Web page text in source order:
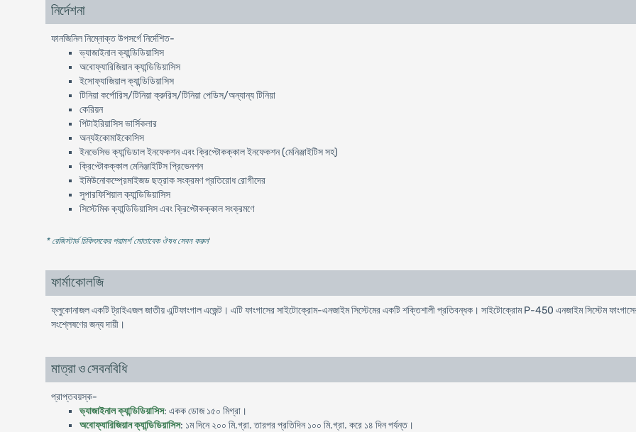
নির্দেশনা
ফানজিনিল নিম্নোক্ত উপসর্গে নির্দেশিত-
ভ্যাজাইনাল ক্যান্ডিডিয়াসিস
অবোফ্যারিজিয়ান ক্যান্ডিডিয়াসিস
ইসোফ্যাজিয়াল ক্যান্ডিডিয়াসিস
টিনিয়া কর্পোরিস/টিনিয়া ক্রুরিস/টিনিয়া পেডিস/অন্যান্য টিনিয়া
কেরিয়ন
পিটাইরিয়াসিস ভার্সিকলার
অন্যইকোমাইকোসিস
ইনভেসিভ ক্যান্ডিডাল ইনফেকশন এবং ক্রিপ্টোকক্কাল ইনফেকশন (মেনিঞ্জাইটিস সহ)
ক্রিপ্টোকক্কাল মেনিঞ্জাইটিস প্রিভেনশন
ইমিউনোকম্প্রেমাইজড ছত্রাক সংক্রমণ প্রতিরোধ রোগীদের
সুপারফিশিয়াল ক্যান্ডিডিয়াসিস
সিস্টেমিক ক্যান্ডিডিয়াসিস এবং ক্রিপ্টোকক্কাল সংক্রমণে
* রেজিস্টার্ড চিকিৎসকের পরামর্শ মোতাবেক ঔষধ সেবন করুন'
ফার্মাকোলজি
ফ্লুকোনাজল একটি ট্রাইএজল জাতীয় এন্টিফাংগাল এজেন্ট। এটি ফাংগাসের সাইটোক্রোম-এনজাইম সিস্টেমের একটি শক্তিশালী প্রতিবন্ধক। সাইটোক্রোম P-450 এনজাইম সিস্টেম
সংশ্লেষণের জন্য দায়ী।
মাত্রা ও সেবনবিধি
প্রাপ্তবয়স্ক-
ভ্যাজাইনাল ক্যান্ডিডিয়াসিস: একক ডোজ ১৫০ মিগ্রা।
অবোফ্যারিজিয়ান ক্যান্ডিডিয়াসিস: ১ম দিনে ২০০ মি.গ্রা. তারপর প্রতিদিন ১০০ মি.গ্রা. করে ১৪ দিন পর্যন্ত।